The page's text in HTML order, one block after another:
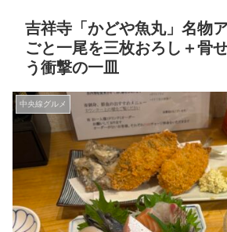
吉祥寺「かどや魚丸」名物
ごと一尾を三枚おろし＋骨
う衝撃の一皿
中央線グルメ